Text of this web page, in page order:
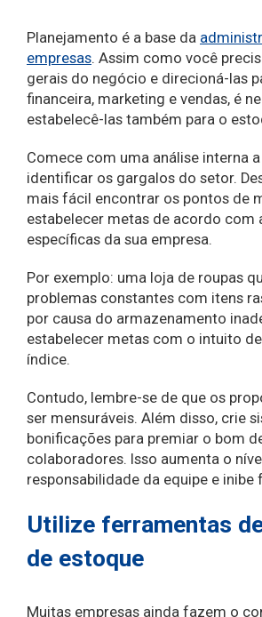
Planejamento é a base da
empresas. Assim como você
gerais do negócio e direcioná-las
financeira, marketing e vendas, é
estabelecê-las também para o
Comece com uma análise interna
identificar os gargalos do setor.
mais fácil encontrar os pontos de
estabelecer metas de acordo com
específicas da sua empresa.
Por exemplo: uma loja de roupas
problemas constantes com itens
por causa do armazenamento
estabelecer metas com o intuito
índice.
Contudo, lembre-se de que os
ser mensuráveis. Além disso, crie
bonificações para premiar o bom
colaboradores. Isso aumenta o
responsabilidade da equipe e inibe
Utilize ferramentas
de estoque
Muitas empresas ainda fazem o